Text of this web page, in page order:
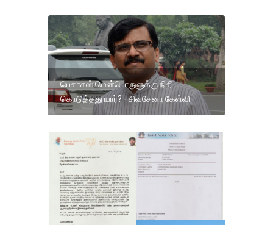
பெகாசஸ் மென்பொருளுக்கு நிதி
கொடுத்தது யார்? - சிவசேனா கேள்வி